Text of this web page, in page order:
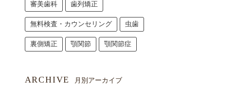
審美歯科 歯列矯正
無料検査・カウンセリング 虫歯
裏側矯正 顎関節 顎関節症
ARCHIVE 月別アーカイブ